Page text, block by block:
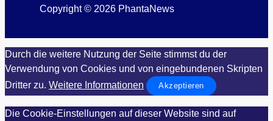
Copyright © 2026 PhantaNews
Durch die weitere Nutzung der Seite stimmst du der
Verwendung von Cookies und von eingebundenen Skripten
Dritter zu. Weitere Informationen Akzeptieren
Die Cookie-Einstellungen auf dieser Website sind auf